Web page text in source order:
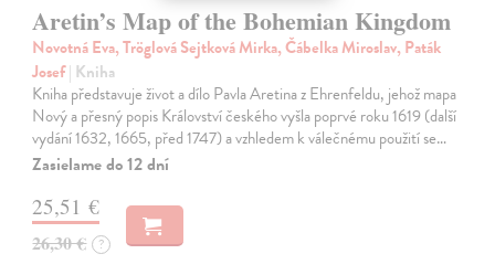
Aretin’s Map of the Bohemian Kingdom
Novotná Eva, Tröglová Sejtková Mirka, Čábelka Miroslav, Paták
Josef| Kniha
Kniha představuje život a dílo Pavla Aretina z Ehrenfeldu, jehož mapa
Nový a přesný popis Království českého vyšla poprvé roku 1619 (další
vydání 1632, 1665, před 1747) a vzhledem k válečnému použití se…
Zasielame do 12 dní
25,51 €
26,30 € ?